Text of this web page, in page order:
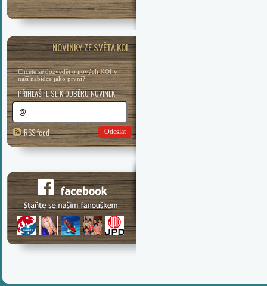
NOVINKY ZE SVĚTA KOI
Chcete se dozvědět o nových KOI v
naší nabídce jako první?
PŘIHLAŠTE SE K ODBĚRU NOVINEK
RSS feed Odeslat